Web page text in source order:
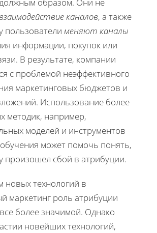
взаимодействие каналов, а также
пользователи меняют каналы
информации, покупок или
В результате, компании
с проблемой неэффективного
маркетинговых бюджетов и
Использование более
методик, например,
моделей и инструментов
может помочь понять,
произошел сбой в атрибуции.
новых технологий в
маркетинг роль атрибуции
более значимой. Однако
новейших технологий,